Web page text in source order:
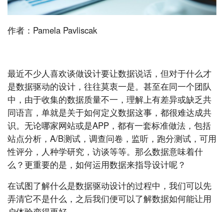
作者：Pamela Pavliscak
最近不少人喜欢谈做设计要让数据说话，但对于什么才
是数据驱动的设计，往往莫衷一是。甚至在同一个团队
中，由于收集的数据质量不一，理解上有差异或缺乏共
同语言，单就是关于如何定义数据这事，都很难达成共
识。无论哪家网站或是APP，都有一套标准做法，包括
站点分析，A/B测试，调查问卷，监听，跑分测试，可用
性评分，人种学研究，访谈等等。那么数据意味着什
么？更重要的是，如何运用数据来指导设计呢？
在试图了解什么是数据驱动设计的过程中，我们可以先
弄清它不是什么，之后我们便可以了解数据如何能让用